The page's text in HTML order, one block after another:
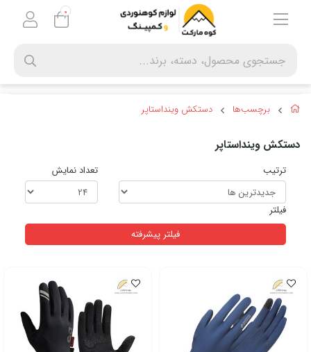
برچسب‌ها دستکش وینداستاپر
دستکش وینداستاپر
ترتیب تعداد نمایش
فیلتر
فیلتر پیشرفته
0